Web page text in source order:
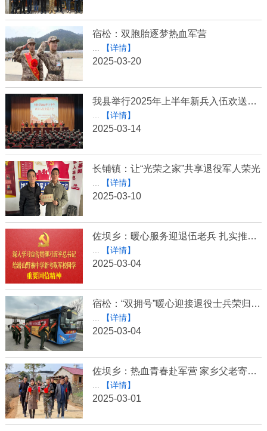
宿松：双胞胎逐梦热血军营
【详情】
2025-03-20
我县举行2025年上半年新兵入伍欢送大会
【详情】
2025-03-14
长铺镇：让“光荣之家”共享退役军人荣光
【详情】
2025-03-10
佐坝乡：暖心服务迎退伍老兵 扎实推进权益保障工作
【详情】
2025-03-04
宿松：“双拥号”暖心迎接退役士兵荣归故里
【详情】
2025-03-04
佐坝乡：热血青春赴军营 家乡父老寄深情
【详情】
2025-03-01